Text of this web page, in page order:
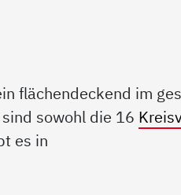
flächendeckend im
sowohl die 16
es in